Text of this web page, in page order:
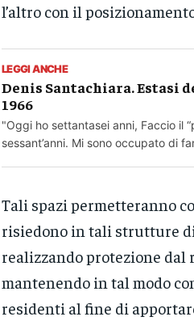
l’altro con il
LEGGI ANCHE
Denis Santachiara. Estasi
1966
"Oggi ho settantasei anni, Faccio il
sessant’anni. Mi sono occupato di
Tali spazi permetteranno
risiedono in tali strutture
realizzando protezione dal
mantenendo in tal modo
residenti al fine di